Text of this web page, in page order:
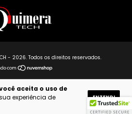
aceita o uso de
experiência de
ENTENDI
- 2026. Todos os direitos reservados.